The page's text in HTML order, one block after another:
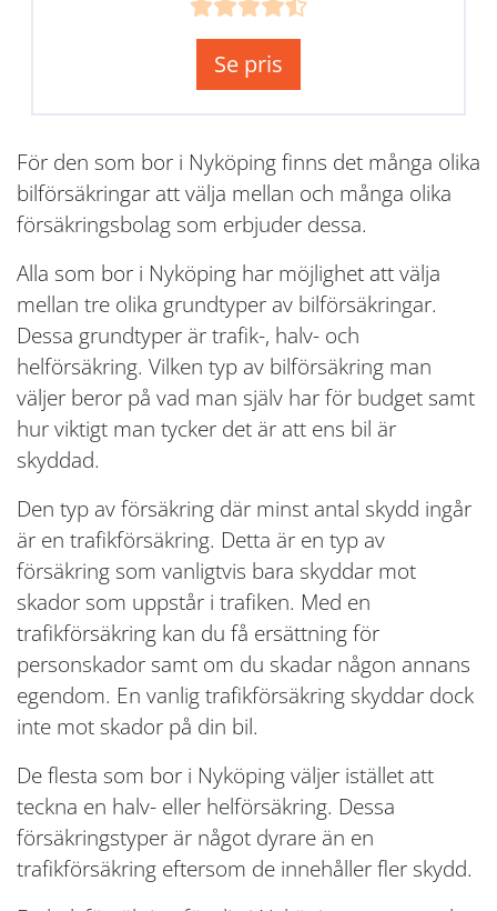
Se pris
För den som bor i Nyköping finns det många olika
bilförsäkringar att välja mellan och många olika
försäkringsbolag som erbjuder dessa.
Alla som bor i Nyköping har möjlighet att välja
mellan tre olika grundtyper av bilförsäkringar.
Dessa grundtyper är trafik-, halv- och
helförsäkring. Vilken typ av bilförsäkring man
väljer beror på vad man själv har för budget samt
hur viktigt man tycker det är att ens bil är
skyddad.
Den typ av försäkring där minst antal skydd ingår
är en trafikförsäkring. Detta är en typ av
försäkring som vanligtvis bara skyddar mot
skador som uppstår i trafiken. Med en
trafikförsäkring kan du få ersättning för
personskador samt om du skadar någon annans
egendom. En vanlig trafikförsäkring skyddar dock
inte mot skador på din bil.
De flesta som bor i Nyköping väljer istället att
teckna en halv- eller helförsäkring. Dessa
försäkringstyper är något dyrare än en
trafikförsäkring eftersom de innehåller fler skydd.